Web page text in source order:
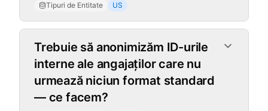
Tipuri de Entitate US
Trebuie să anonimizăm ID-urile
interne ale angajaților care nu
urmează niciun format standard
— ce facem?